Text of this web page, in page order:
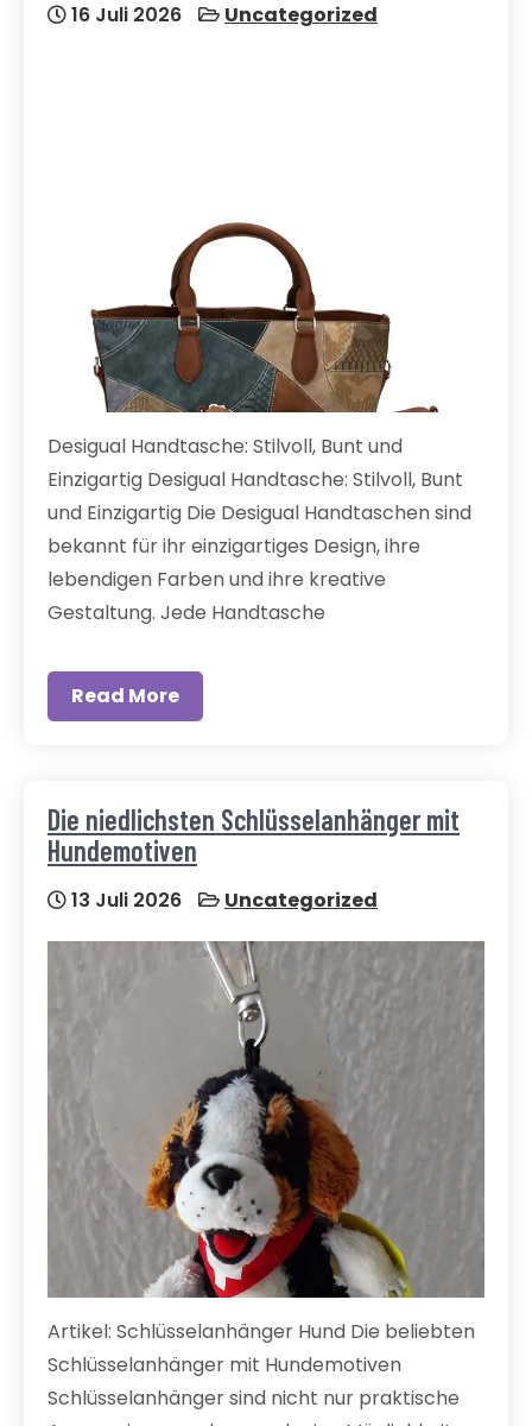
16 Juli 2026 Uncategorized
Desigual Handtasche: Stilvoll, Bunt und
Einzigartig Desigual Handtasche: Stilvoll, Bunt
und Einzigartig Die Desigual Handtaschen sind
bekannt für ihr einzigartiges Design, ihre
lebendigen Farben und ihre kreative
Gestaltung. Jede Handtasche
Read More
Die niedlichsten Schlüsselanhänger mit
Hundemotiven
13 Juli 2026 Uncategorized
Artikel: Schlüsselanhänger Hund Die beliebten
Schlüsselanhänger mit Hundemotiven
Schlüsselanhänger sind nicht nur praktische